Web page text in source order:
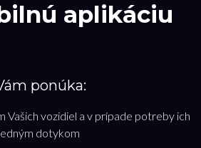
aplikáciu
ponúka:
Vašich vozidiel a v prípade potreby ich
dotykom